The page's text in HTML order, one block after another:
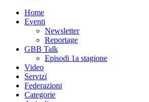
Home
Eventi
Newsletter
Reportage
GBB Talk
Episodi 1a stagione
Video
Servizi
Federazioni
Categorie